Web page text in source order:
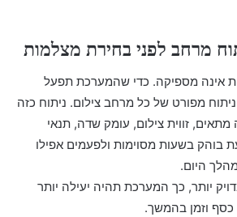
מרחב לפני בחירת מצלמות
אינה מספיקה. כדי שהמערכת תפעל
מפורט של כל מרחב צילום. ניתוח כזה
זווית צילום, עומק שדה, תנאי
בוהק בשעות מסוימות ולפעמים אפילו
היום.
יותר, כך המערכת תהיה יעילה יותר
כסף וזמן בהמשך.